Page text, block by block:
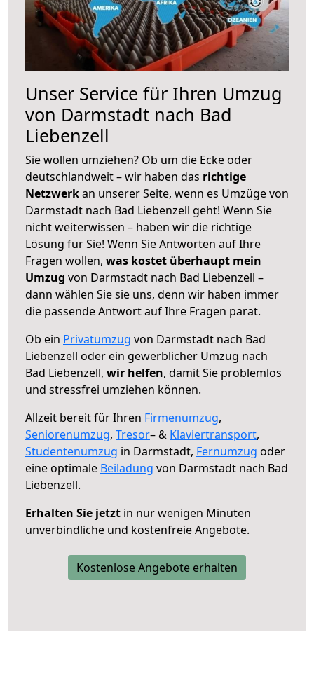
Unser Service für Ihren Umzug
von Darmstadt nach Bad
Liebenzell
Sie wollen umziehen? Ob um die Ecke oder
deutschlandweit – wir haben das richtige
Netzwerkan unserer Seite, wenn es Umzüge von
Darmstadt nach Bad Liebenzell geht! Wenn Sie
nicht weiterwissen – haben wir die richtige
Lösung für Sie! Wenn Sie Antworten auf Ihre
Fragen wollen, was kostet überhaupt mein
Umzug von Darmstadt nach Bad Liebenzell –
dann wählen Sie sie uns, denn wir haben immer
die passende Antwort auf Ihre Fragen parat.
Ob ein Privatumzug von Darmstadt nach Bad
Liebenzell oder ein gewerblicher Umzug nach
Bad Liebenzell, wir helfen, damit Sie problemlos
und stressfrei umziehen können.
Allzeit bereit für Ihren Firmenumzug,
Seniorenumzug, Tresor– & Klaviertransport,
Studentenumzug in Darmstadt, Fernumzug oder
eine optimale Beiladung von Darmstadt nach Bad
Liebenzell.
Erhalten Sie jetzt in nur wenigen Minuten
unverbindliche und kostenfreie Angebote.
Kostenlose Angebote erhalten